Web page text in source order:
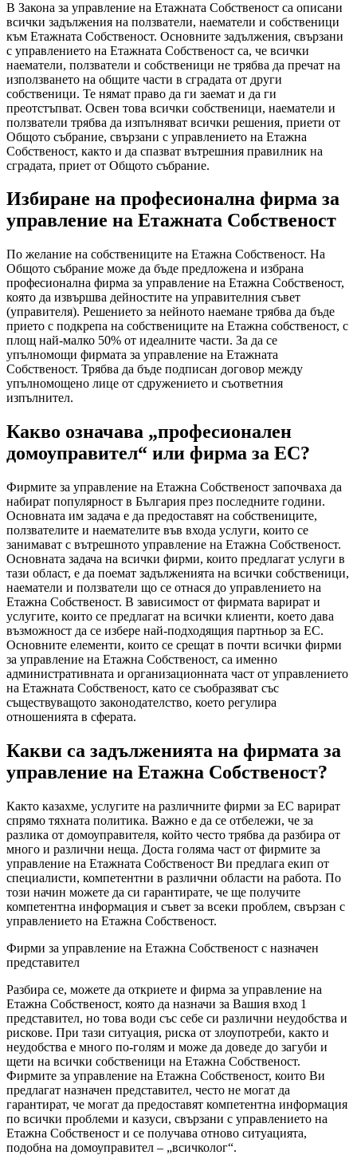
В Закона за управление на Етажната Собственост са описани
всички задължения на ползватели, наематели и собственици
към Етажната Собственост. Основните задължения, свързани
с управлението на Етажната Собственост са, че всички
наематели, ползватели и собственици не трябва да пречат на
използването на общите части в сградата от други
собственици. Те нямат право да ги заемат и да ги
преотстъпват. Освен това всички собственици, наематели и
ползватели трябва да изпълняват всички решения, приети от
Общото събрание, свързани с управлението на Етажна
Собственост, както и да спазват вътрешния правилник на
сградата, приет от Общото събрание.
Избиране на професионална фирма за
управление на Етажната Собственост
По желание на собствениците на Етажна Собственост. На
Общото събрание може да бъде предложена и избрана
професионална фирма за управление на Етажна Собственост,
която да извършва дейностите на управителния съвет
(управителя). Решението за нейното наемане трябва да бъде
прието с подкрепа на собствениците на Етажна собственост, с
площ най-малко 50% от идеалните части. За да се
упълномощи фирмата за управление на Етажната
Собственост. Трябва да бъде подписан договор между
упълномощено лице от сдружението и съответния
изпълнител.
Какво означава „професионален
домоуправител“ или фирма за ЕС?
Фирмите за управление на Етажна Собственост започваха да
набират популярност в България през последните години.
Основната им задача е да предоставят на собствениците,
ползвателите и наемателите във входа услуги, които се
занимават с вътрешното управление на Етажна Собственост.
Основната задача на всички фирми, които предлагат услуги в
тази област, е да поемат задълженията на всички собственици,
наематели и ползватели що се отнася до управлението на
Етажна Собственост. В зависимост от фирмата варират и
услугите, които се предлагат на всички клиенти, което дава
възможност да се избере най-подходящия партньор за ЕС.
Основните елементи, които се срещат в почти всички фирми
за управление на Етажна Собственост, са именно
административната и организационната част от управлението
на Етажната Собственост, като се съобразяват със
съществуващото законодателство, което регулира
отношенията в сферата.
Какви са задълженията на фирмата за
управление на Етажна Собственост?
Както казахме, услугите на различните фирми за ЕС варират
спрямо тяхната политика. Важно е да се отбележи, че за
разлика от домоуправителя, който често трябва да разбира от
много и различни неща. Доста голяма част от фирмите за
управление на Етажната Собственост Ви предлага екип от
специалисти, компетентни в различни области на работа. По
този начин можете да си гарантирате, че ще получите
компетентна информация и съвет за всеки проблем, свързан с
управлението на Етажна Собственост.
Фирми за управление на Етажна Собственост с назначен
представител
Разбира се, можете да откриете и фирма за управление на
Етажна Собственост, която да назначи за Вашия вход 1
представител, но това води със себе си различни неудобства и
рискове. При тази ситуация, риска от злоупотреби, както и
неудобства е много по-голям и може да доведе до загуби и
щети на всички собственици на Етажна Собственост.
Фирмите за управление на Етажна Собственост, които Ви
предлагат назначен представител, често не могат да
гарантират, че могат да предоставят компетентна информация
по всички проблеми и казуси, свързани с управлението на
Етажна Собственост и се получава отново ситуацията,
подобна на домоуправител – „всичколог“.